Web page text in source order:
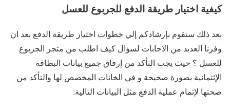
كيفية اختيار طريقة الدفع للجربوع للعسل
بعد ذلك سنقوم بإرشادكم إلي خطوات اختيار طريقة الدفع بعد ان
وفرنا العديد من الاجابات لسؤال كيف اطلب من متجر الجربوع
للعسل ؟ حيث يجب التأكد من إرفاق جميع بيانات البطاقة
الإئتمانية بصورة صحيحة و في الخانات المخصص لها والتأكد من
صحتها لإتمام عملية الدفع مثل البيانات التالية: